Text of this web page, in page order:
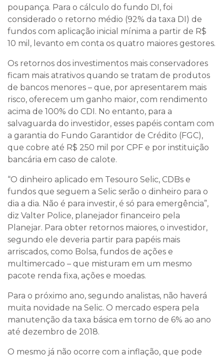
poupança. Para o cálculo do fundo DI, foi
considerado o retorno médio (92% da taxa DI) de
fundos com aplicação inicial mínima a partir de R$
10 mil, levanto em conta os quatro maiores gestores.
Os retornos dos investimentos mais conservadores
ficam mais atrativos quando se tratam de produtos
de bancos menores – que, por apresentarem mais
risco, oferecem um ganho maior, com rendimento
acima de 100% do CDI. No entanto, para a
salvaguarda do investidor, esses papéis contam com
a garantia do Fundo Garantidor de Crédito (FGC),
que cobre até R$ 250 mil por CPF e por instituição
bancária em caso de calote.
“O dinheiro aplicado em Tesouro Selic, CDBs e
fundos que seguem a Selic serão o dinheiro para o
dia a dia. Não é para investir, é só para emergência”,
diz Valter Police, planejador financeiro pela
Planejar. Para obter retornos maiores, o investidor,
segundo ele deveria partir para papéis mais
arriscados, como Bolsa, fundos de ações e
multimercado – que misturam em um mesmo
pacote renda fixa, ações e moedas.
Para o próximo ano, segundo analistas, não haverá
muita novidade na Selic. O mercado espera pela
manutenção da taxa básica em torno de 6% ao ano
até dezembro de 2018.
O mesmo já não ocorre com a inflação, que pode